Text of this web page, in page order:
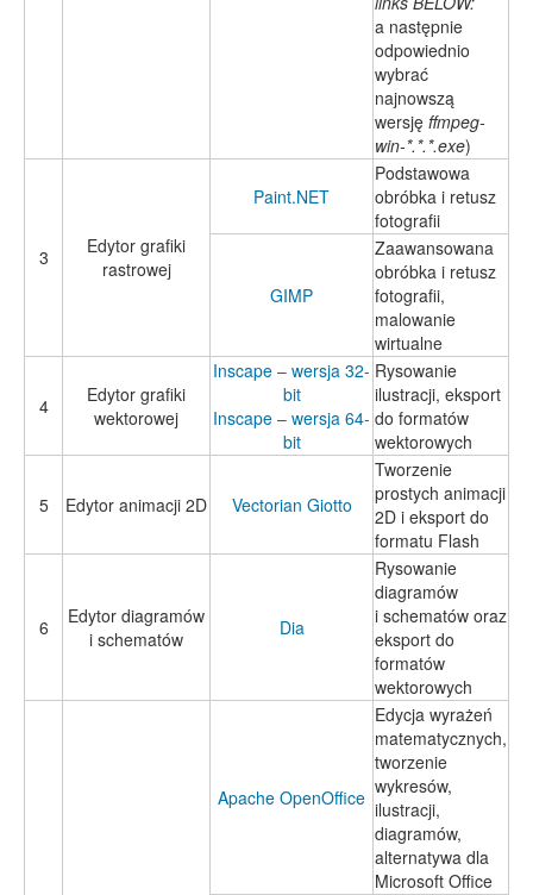
a następnie
odpowiednio
wybrać
najnowszą
wersję ffmpeg-
win-*.*.*.exe)
3
Edytor grafiki
rastrowej
Paint.NET
Podstawowa
obróbka i retusz
fotografii
GIMP
Zaawansowana
obróbka i retusz
fotografii,
malowanie
wirtualne
4
Edytor grafiki
wektorowej
Inscape – wersja 32-
bit
Inscape – wersja 64-
bit
Rysowanie
ilustracji, eksport
do formatów
wektorowych
5 Edytor animacji 2D Vectorian Giotto
Tworzenie
prostych animacji
2D i eksport do
formatu Flash
6
Edytor diagramów
i schematów
Dia
Rysowanie
diagramów
i schematów oraz
eksport do
formatów
wektorowych
Apache OpenOffice
Edycja wyrażeń
matematycznych,
tworzenie
wykresów,
ilustracji,
diagramów,
alternatywa dla
Microsoft Office